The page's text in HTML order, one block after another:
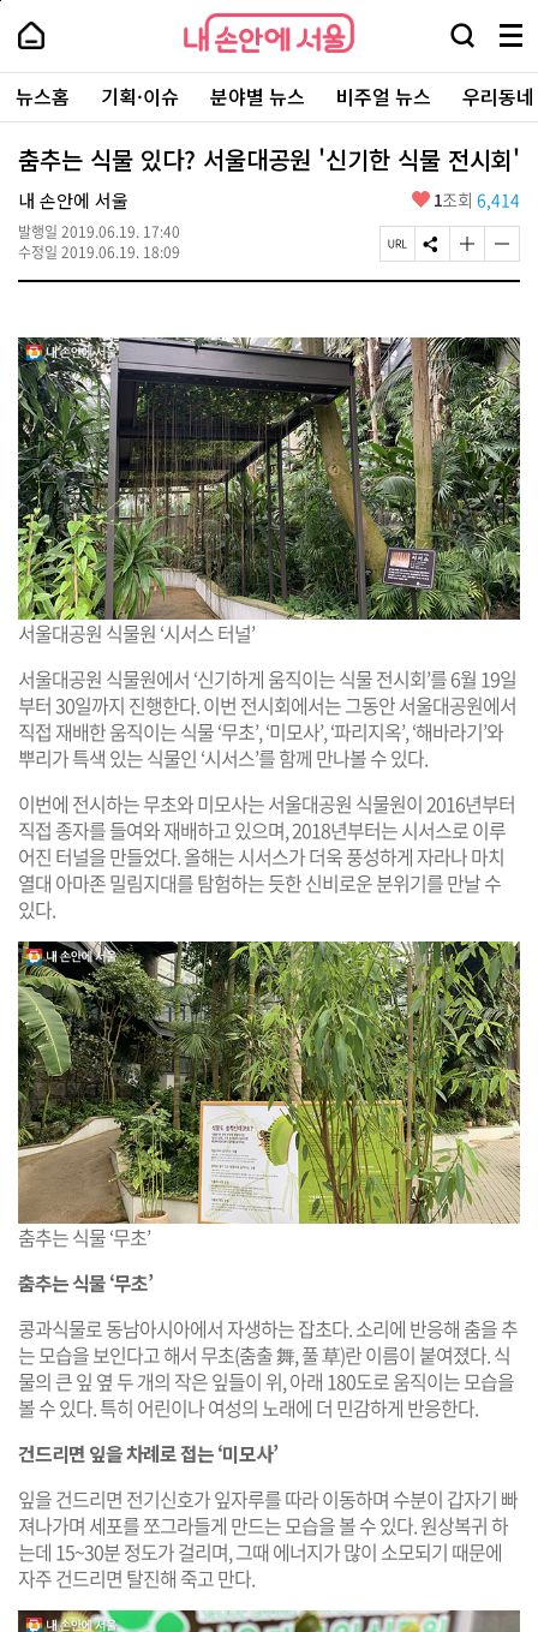
본
로
가
내
손
안
에
서
울
-
서
울
시
대
표
소
털
내
손
에
울
검
창
열
기
메
뉴
전
체
보
기
주
요
서
뉴스홈 기획·이슈 분야별 뉴스 비주얼 뉴스 우리동
춤추는 식물 있다? 서울대공원 '신기한 식물 전시회'
내 손안에 서울
발행일 2019.06.19. 17:40
수정일 2019.06.19. 18:09
좋
요
1조회 6,414
페
이
R
L
복
사
S
N
유
하
기
글
자
크
게
변
경
하
기
글
자
작
게
변
경
하
기
서울대공원 식물원 ‘시서스 터널’
서울대공원 식물원에서 ‘신기하게 움직이는 식물 전시회’를 6월 19일
부터 30일까지 진행한다. 이번 전시회에서는 그동안 서울대공원에서
직접 재배한 움직이는 식물 ‘무초’, ‘미모사’, ‘파리지옥’, ‘해바라기’와
뿌리가 특색 있는 식물인 ‘시서스’를 함께 만나볼 수 있다.
이번에 전시하는 무초와 미모사는 서울대공원 식물원이 2016년부터
직접 종자를 들여와 재배하고 있으며, 2018년부터는 시서스로 이루
어진 터널을 만들었다. 올해는 시서스가 더욱 풍성하게 자라나 마치
열대 아마존 밀림지대를 탐험하는 듯한 신비로운 분위기를 만날 수
있다.
춤추는 식물 ‘무초’
춤추는 식물 ‘무초’
콩과식물로 동남아시아에서 자생하는 잡초다. 소리에 반응해 춤을 추
는 모습을 보인다고 해서 무초(춤출 舞, 풀 草)란 이름이 붙여졌다. 식
물의 큰 잎 옆 두 개의 작은 잎들이 위, 아래 180도로 움직이는 모습을
볼 수 있다. 특히 어린이나 여성의 노래에 더 민감하게 반응한다.
건드리면 잎을 차례로 접는 ‘미모사’
잎을 건드리면 전기신호가 잎자루를 따라 이동하며 수분이 갑자기 빠
져나가며 세포를 쪼그라들게 만드는 모습을 볼 수 있다. 원상복귀 하
는데 15~30분 정도가 걸리며, 그때 에너지가 많이 소모되기 때문에
자주 건드리면 탈진해 죽고 만다.
페
상
단
로